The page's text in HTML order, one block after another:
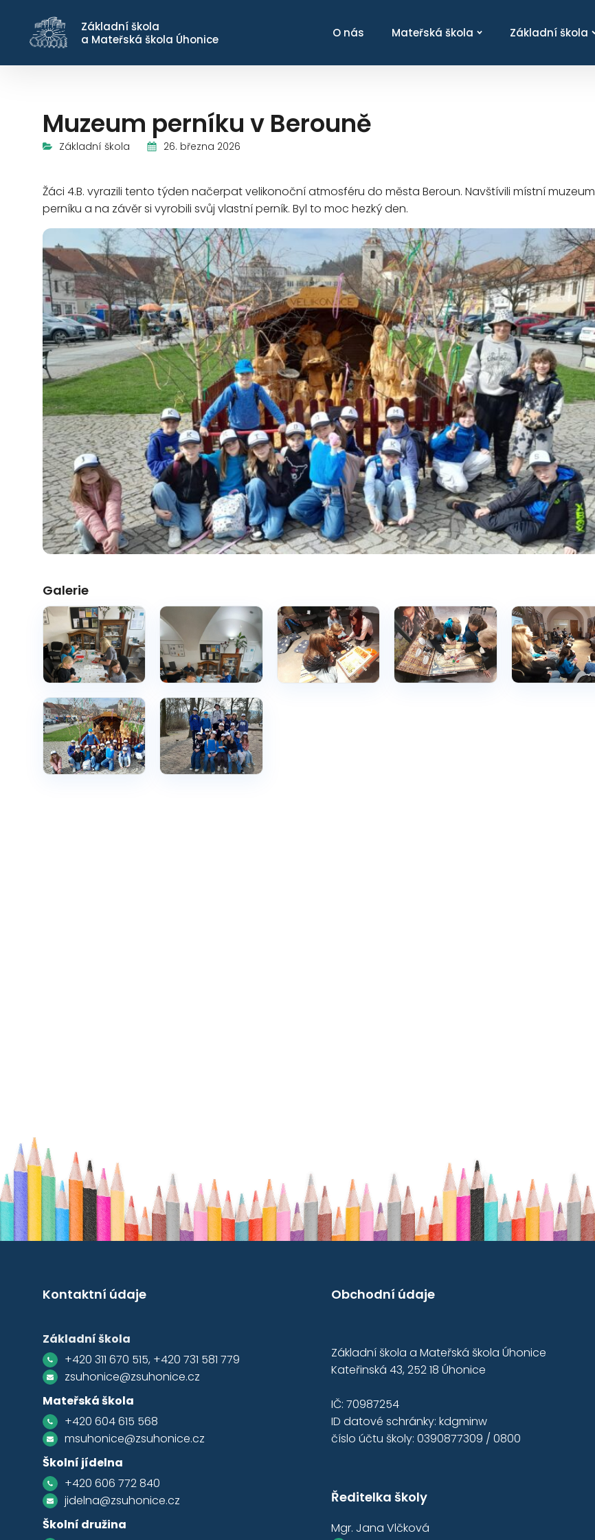
Základní škola
a Mateřská škola Úhonice
O nás Mateřská škola Základní škola
Muzeum perníku v Berouně
Základní škola 26. března 2026
Žáci 4.B. vyrazili tento týden načerpat velikonoční atmosféru do města Beroun. Navštívili místní muzeum
perníku a na závěr si vyrobili svůj vlastní perník. Byl to moc hezký den.
Galerie
Kontaktní údaje
Základní škola
+420 311 670 515, +420 731 581 779
zsuhonice@zsuhonice.cz
Mateřská škola
+420 604 615 568
msuhonice@zsuhonice.cz
Školní jídelna
+420 606 772 840
jidelna@zsuhonice.cz
Školní družina
Obchodní údaje
Základní škola a Mateřská škola Úhonice
Kateřinská 43, 252 18 Úhonice
IČ: 70987254
ID datové schránky: kdgminw
číslo účtu školy: 0390877309 / 0800
Ředitelka školy
Mgr. Jana Vlčková